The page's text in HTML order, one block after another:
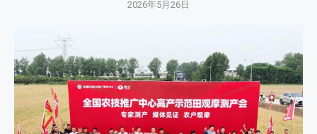
2026年5月26日